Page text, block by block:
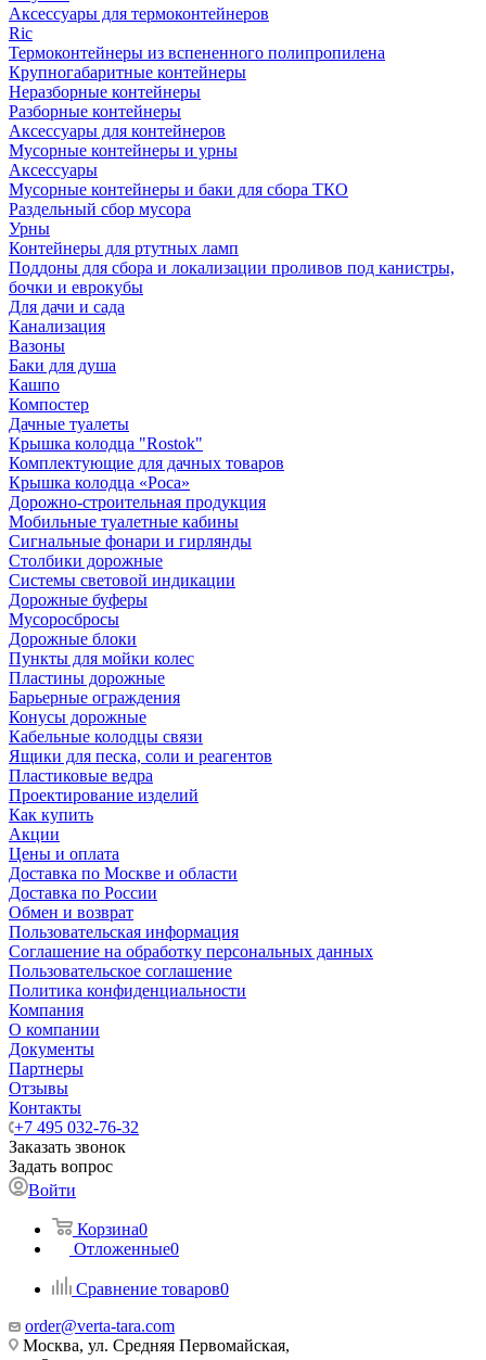
Аксессуары для термоконтейнеров
Ric
Термоконтейнеры из вспененного полипропилена
Крупногабаритные контейнеры
Неразборные контейнеры
Разборные контейнеры
Аксессуары для контейнеров
Мусорные контейнеры и урны
Аксессуары
Мусорные контейнеры и баки для сбора ТКО
Раздельный сбор мусора
Урны
Контейнеры для ртутных ламп
Поддоны для сбора и локализации проливов под канистры,
бочки и еврокубы
Для дачи и сада
Канализация
Вазоны
Баки для душа
Кашпо
Компостер
Дачные туалеты
Крышка колодца "Rostok"
Комплектующие для дачных товаров
Крышка колодца «Роса»
Дорожно-строительная продукция
Мобильные туалетные кабины
Сигнальные фонари и гирлянды
Столбики дорожные
Системы световой индикации
Дорожные буферы
Мусоросбросы
Дорожные блоки
Пункты для мойки колес
Пластины дорожные
Барьерные ограждения
Конусы дорожные
Кабельные колодцы связи
Ящики для песка, соли и реагентов
Пластиковые ведра
Проектирование изделий
Как купить
Акции
Цены и оплата
Доставка по Москве и области
Доставка по России
Обмен и возврат
Пользовательская информация
Соглашение на обработку персональных данных
Пользовательское соглашение
Политика конфиденциальности
Компания
О компании
Документы
Партнеры
Отзывы
Контакты
+7 495 032-76-32
Заказать звонок
Задать вопрос
Войти
Корзина0
Отложенные0
Сравнение товаров0
order@verta-tara.com
Москва, ул. Средняя Первомайская,